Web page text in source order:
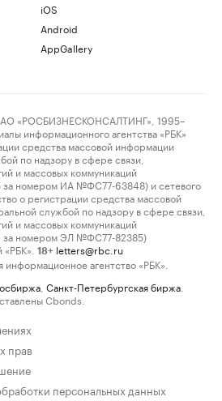
iOS
Android
AppGallery
«РОСБИЗНЕСКОНСАЛТИНГ», 1995–
информационного агентства «РБК»
средства массовой информации
по надзору в сфере связи,
и массовых коммуникаций
за номером ИА №ФС77-63848) и сетевого
о регистрации средства массовой
службой по надзору в сфере связи,
и массовых коммуникаций
за номером ЭЛ №ФС77-82385)
18+ letters@rbc.ru
информационное агентство «РБК».
Санкт-Петербургская биржа
Cbonds.
прав
персональных данных